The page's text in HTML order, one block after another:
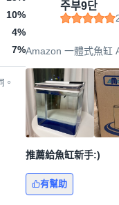
10%
4%
7%
。
주부9단
Amazon 一體式魚缸
推薦給魚缸新手:)
有幫助